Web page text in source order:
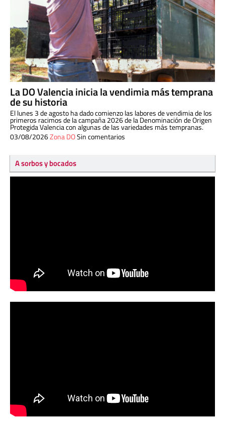
La DO Valencia inicia la vendimia más temprana
de su historia
El lunes 3 de agosto ha dado comienzo las labores de vendimia de los
primeros racimos de la campaña 2026 de la Denominación de Origen
Protegida Valencia con algunas de las variedades más tempranas.
03/08/2026Zona DOSin comentarios
A sorbos y bocados